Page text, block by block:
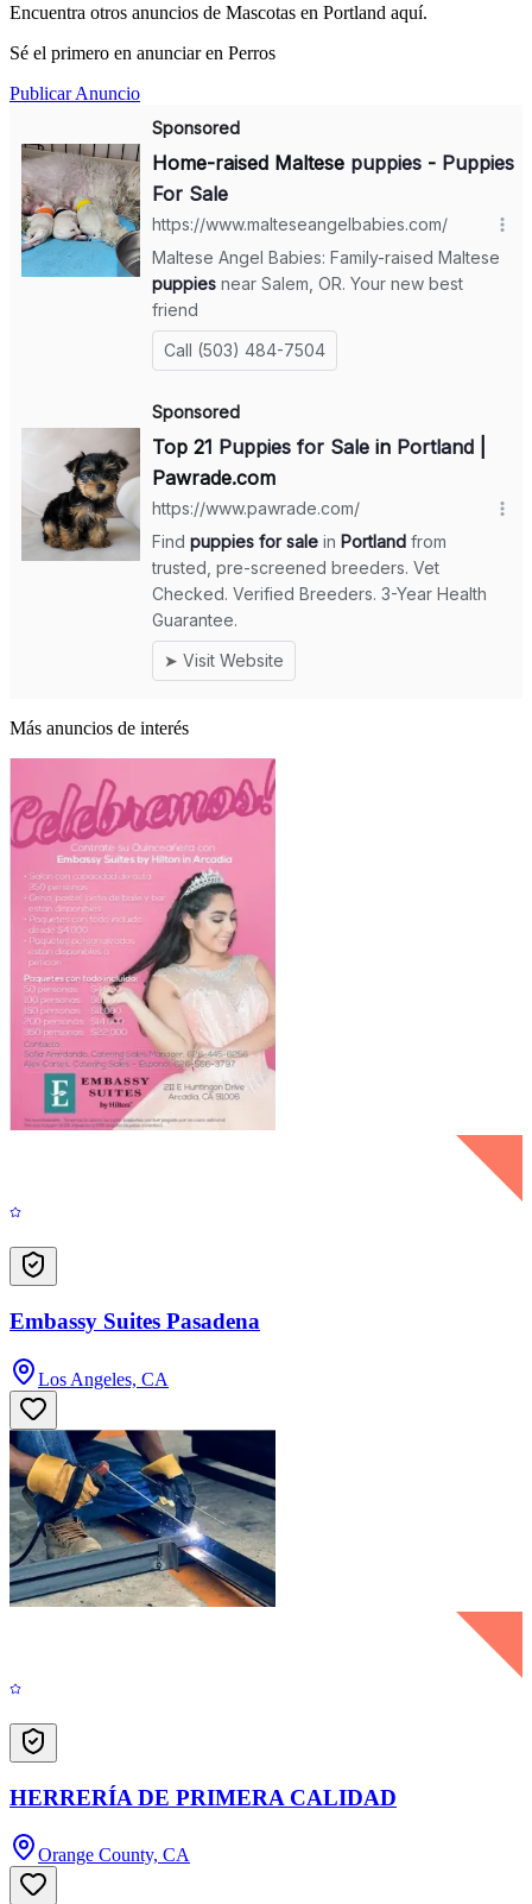
Encuentra otros anuncios de Mascotas en Portland aquí.
Sé el primero en anunciar en Perros
Publicar Anuncio
Más anuncios de interés
Embassy Suites Pasadena
Los Angeles, CA
HERRERÍA DE PRIMERA CALIDAD
Orange County, CA